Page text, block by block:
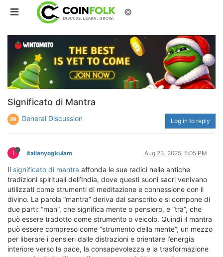
©
Significato di Mantra
General Discussion Log in to reply
I italianyogkulam Aug 23, 2025, 5:05 PM
Il significato di mantra affonda le sue radici nelle antiche
tradizioni spirituali dell’India, dove questi suoni sacri venivano
utilizzati come strumenti di meditazione e connessione con il
divino. La parola “mantra” deriva dal sanscrito e si compone di
due parti: “man”, che significa mente o pensiero, e “tra”, che
può essere tradotto come strumento o veicolo. Quindi il mantra
può essere compreso come “strumento della mente”, un mezzo
per liberare i pensieri dalle distrazioni e orientare l’energia
interiore verso la pace, la consapevolezza e la trasformazione